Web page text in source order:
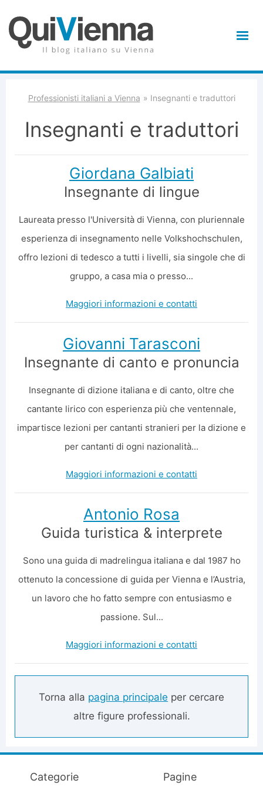
Professionisti italiani a Vienna Insegnanti e traduttori
Insegnanti e traduttori
Giordana Galbiati
Insegnante di lingue
Laureata presso l'Università di Vienna, con pluriennale
esperienza di insegnamento nelle Volkshochschulen,
offro lezioni di tedesco a tutti i livelli, sia singole che di
gruppo, a casa mia o presso...
Maggiori informazioni e contatti
Giovanni Tarasconi
Insegnante di canto e pronuncia
Insegnante di dizione italiana e di canto, oltre che
cantante lirico con esperienza più che ventennale,
impartisce lezioni per cantanti stranieri per la dizione e
per cantanti di ogni nazionalità...
Maggiori informazioni e contatti
Antonio Rosa
Guida turistica & interprete
Sono una guida di madrelingua italiana e dal 1987 ho
ottenuto la concessione di guida per Vienna e l’Austria,
un lavoro che ho fatto sempre con entusiasmo e
passione. Sul...
Maggiori informazioni e contatti
Torna alla pagina principale per cercare
altre figure professionali.
Categorie Pagine